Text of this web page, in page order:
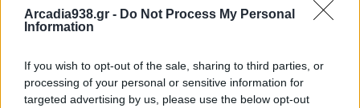
Arcadia938.gr - Do Not Process My Personal
Information
If you wish to opt-out of the sale, sharing to third parties, or
processing of your personal or sensitive information for
targeted advertising by us, please use the below opt-out